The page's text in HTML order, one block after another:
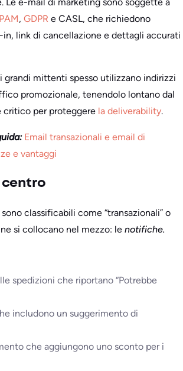
, GDPR e CASL, che richiedono
link di cancellazione e dettagli accurati
grandi mittenti spesso utilizzano indirizzi
promozionale, tenendolo lontano dal
critico per proteggere la deliverability.
Email transazionali e email di
e vantaggi
centro
classificabili come “transazionali” o
si collocano nel mezzo: le notifiche.
spedizioni che riportano “Potrebbe
includono un suggerimento di
che aggiungono uno sconto per i